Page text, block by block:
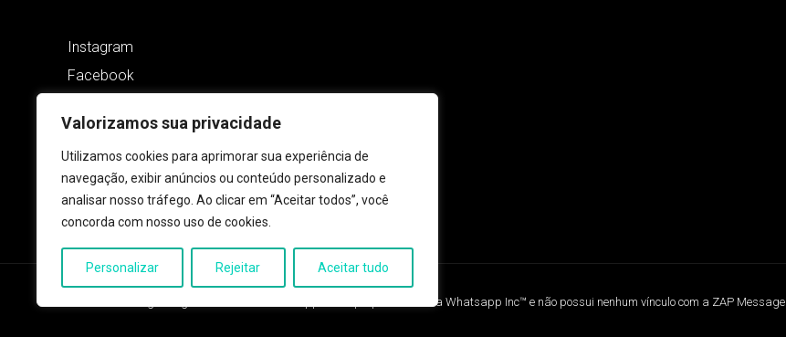
Valorizamos sua privacidade
Utilizamos cookies para aprimorar sua experiência de
navegação, exibir anúncios ou conteúdo personalizado e
analisar nosso tráfego. Ao clicar em “Aceitar todos”, você
concorda com nosso uso de cookies.
Personalizar Rejeitar Aceitar tudo
Instagram
Facebook
CONTATO
(18) 9 9820-4197
contato@zapmessage.com.br
2024 © ZAP Message - Logo e trademark Whatsapp®️ são propriedades da Whatsapp Inc™️ e não possui nenhum vínculo com a ZAP Message